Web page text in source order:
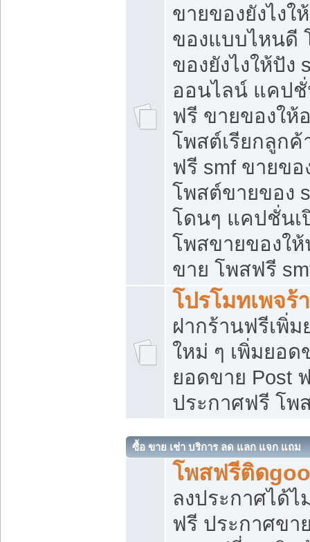
ขายของยังไง
ของแบบไหนดี
ของยังไงให้ปั
ออนไลน์ แคป
ฟรี ขายของให้
โพสต์เรียกลูกค้
ฟรี smf ขายขอ
โพสต์ขายของ
โดนๆ แคปชั่นเ
โพสขายของใ
ขาย โพสฟรี
โปรโมทเพจร้
ฝากร้านฟรีเพิ่
ใหม่ ๆ เพิ่มยอด
ยอดขาย Post
ประกาศฟรี โพ
ซื้อ ขาย เช่า บริการ ลด แลก แจก แถม
โพสฟรีติด
ลงประกาศได้
ฟรี ประกาศข